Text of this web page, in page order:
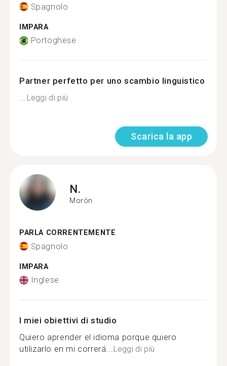
Spagnolo
IMPARA
Portoghese
Partner perfetto per uno scambio linguistico
...Leggi di più
Scarica la app
N.
Morón
PARLA CORRENTEMENTE
Spagnolo
IMPARA
Inglese
I miei obiettivi di studio
Quiero aprender el idioma porque quiero
utilizarlo en mi correrá...Leggi di più